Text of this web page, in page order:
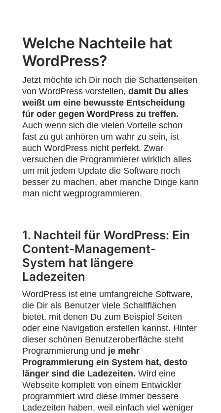
Welche Nachteile hat
WordPress?
Jetzt möchte ich Dir noch die Schattenseiten
von WordPress vorstellen, damit Du alles
weißt um eine bewusste Entscheidung
für oder gegen WordPress zu treffen.
Auch wenn sich die vielen Vorteile schon
fast zu gut anhören um wahr zu sein, ist
auch WordPress nicht perfekt. Zwar
versuchen die Programmierer wirklich alles
um mit jedem Update die Software noch
besser zu machen, aber manche Dinge kann
man nicht wegprogrammieren.
1. Nachteil für WordPress: Ein
Content-Management-
System hat längere
Ladezeiten
WordPress ist eine umfangreiche Software,
die Dir als Benutzer viele Schaltflächen
bietet, mit denen Du zum Beispiel Seiten
oder eine Navigation erstellen kannst. Hinter
dieser schönen Benutzeroberfläche steht
Programmierung und je mehr
Programmierung ein System hat, desto
länger sind die Ladezeiten. Wird eine
Webseite komplett von einem Entwickler
programmiert wird diese immer bessere
Ladezeiten haben, weil einfach viel weniger